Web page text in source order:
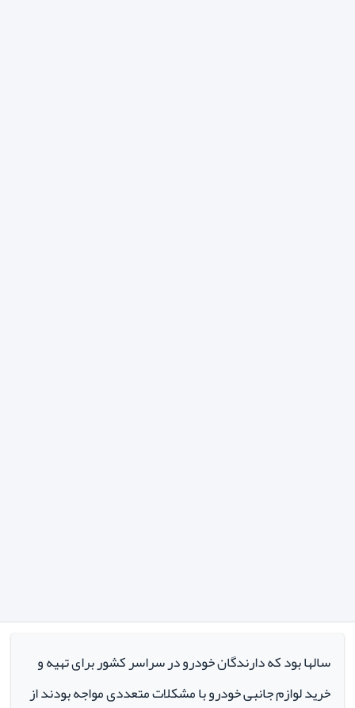
سالها بود که دارندگان خودرو در سراسر کشور برای تهیه و
خرید لوازم جانبی خودرو با مشکلات متعددی مواجه بودند از